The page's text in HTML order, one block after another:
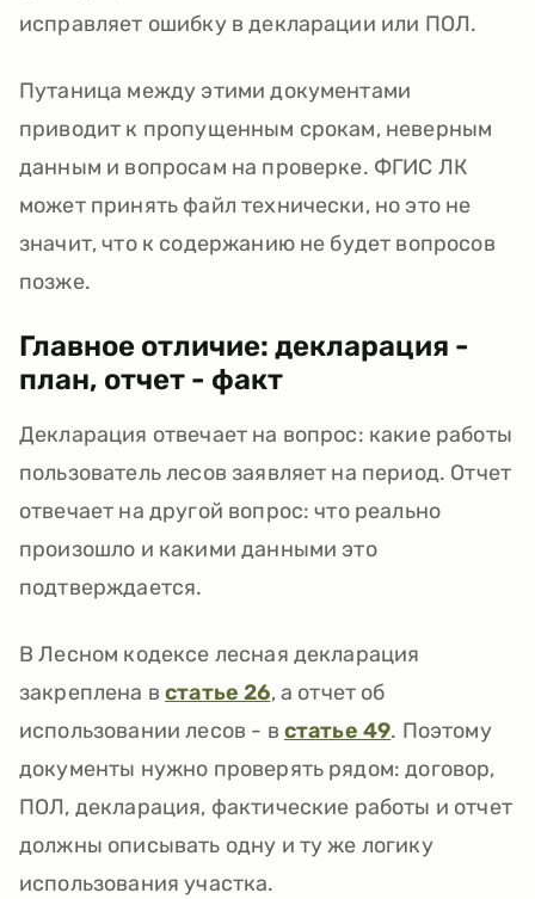
исправляет ошибку в декларации или ПОЛ.
Путаница между этими документами
приводит к пропущенным срокам, неверным
данным и вопросам на проверке. ФГИС ЛК
может принять файл технически, но это не
значит, что к содержанию не будет вопросов
позже.
Главное отличие: декларация -
план, отчет - факт
Декларация отвечает на вопрос: какие работы
пользователь лесов заявляет на период. Отчет
отвечает на другой вопрос: что реально
произошло и какими данными это
подтверждается.
В Лесном кодексе лесная декларация
закреплена встатье 26, а отчет об
использовании лесов - в статье 49. Поэтому
документы нужно проверять рядом: договор,
ПОЛ, декларация, фактические работы и отчет
должны описывать одну и ту же логику
использования участка.